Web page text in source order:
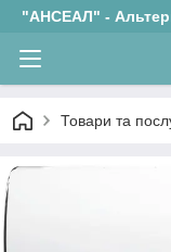
"АНСЕАЛ" -
Товари та